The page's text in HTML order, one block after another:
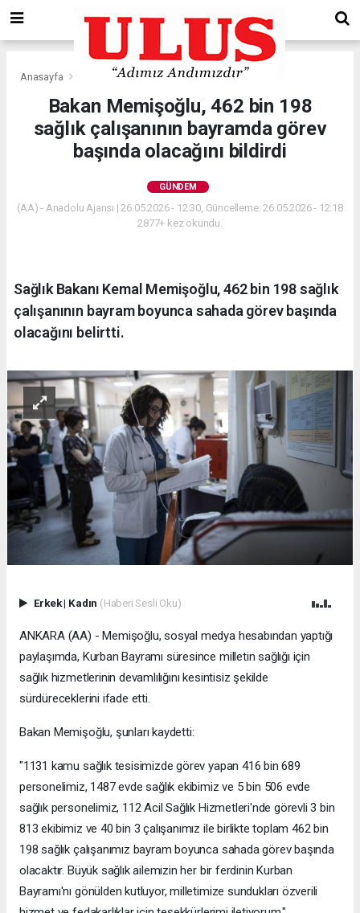
Anasayfa Gündem
Bakan Memişoğlu, 462 bin 198
sağlık çalışanının bayramda görev
başında olacağını bildirdi
GÜNDEM
(AA) - Anadolu Ajansı | 26.05.2026 - 12:30, Güncelleme: 26.05.2026 - 12:18
2877+ kez okundu.
Sağlık Bakanı Kemal Memişoğlu, 462 bin 198 sağlık
çalışanının bayram boyunca sahada görev başında
olacağını belirtti.
Erkek| Kadın (Haberi Sesli Oku)
ANKARA (AA) - Memişoğlu, sosyal medya hesabından yaptığı
paylaşımda, Kurban Bayramı süresince milletin sağlığı için
sağlık hizmetlerinin devamlılığını kesintisiz şekilde
sürdüreceklerini ifade etti.
Bakan Memişoğlu, şunları kaydetti:
"1131 kamu sağlık tesisimizde görev yapan 416 bin 689
personelimiz, 1487 evde sağlık ekibimiz ve 5 bin 506 evde
sağlık personelimiz, 112 Acil Sağlık Hizmetleri'nde görevli 3 bin
813 ekibimiz ve 40 bin 3 çalışanımız ile birlikte toplam 462 bin
198 sağlık çalışanımız bayram boyunca sahada görev başında
olacaktır. Büyük sağlık ailemizin her bir ferdinin Kurban
Bayramı'nı gönülden kutluyor, milletimize sundukları özverili